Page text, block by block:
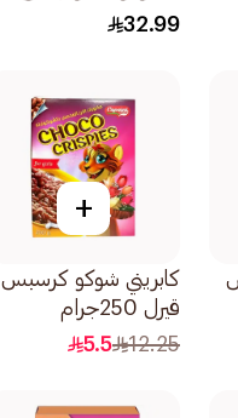
خلي من الجلوتين
32.99
+
كابريني شوكو كرسبس
قيرل 250جرام
12.25
5.5